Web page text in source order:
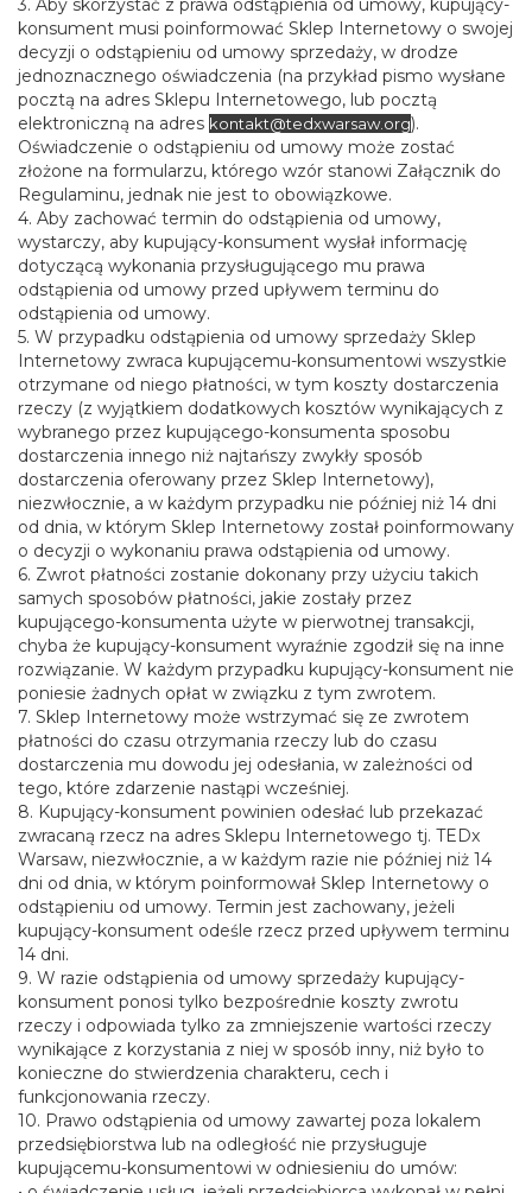
3. Aby skorzystać z prawa odstąpienia od umowy, kupujący-
konsument musi poinformować Sklep Internetowy o swojej
decyzji o odstąpieniu od umowy sprzedaży, w drodze
jednoznacznego oświadczenia (na przykład pismo wysłane
pocztą na adres Sklepu Internetowego, lub pocztą
elektroniczną na adres kontakt@tedxwarsaw.org).
Oświadczenie o odstąpieniu od umowy może zostać
złożone na formularzu, którego wzór stanowi Załącznik do
Regulaminu, jednak nie jest to obowiązkowe.
4. Aby zachować termin do odstąpienia od umowy,
wystarczy, aby kupujący-konsument wysłał informację
dotyczącą wykonania przysługującego mu prawa
odstąpienia od umowy przed upływem terminu do
odstąpienia od umowy.
5. W przypadku odstąpienia od umowy sprzedaży Sklep
Internetowy zwraca kupującemu-konsumentowi wszystkie
otrzymane od niego płatności, w tym koszty dostarczenia
rzeczy (z wyjątkiem dodatkowych kosztów wynikających z
wybranego przez kupującego-konsumenta sposobu
dostarczenia innego niż najtańszy zwykły sposób
dostarczenia oferowany przez Sklep Internetowy),
niezwłocznie, a w każdym przypadku nie później niż 14 dni
od dnia, w którym Sklep Internetowy został poinformowany
o decyzji o wykonaniu prawa odstąpienia od umowy.
6. Zwrot płatności zostanie dokonany przy użyciu takich
samych sposobów płatności, jakie zostały przez
kupującego-konsumenta użyte w pierwotnej transakcji,
chyba że kupujący-konsument wyraźnie zgodził się na inne
rozwiązanie. W każdym przypadku kupujący-konsument nie
poniesie żadnych opłat w związku z tym zwrotem.
7. Sklep Internetowy może wstrzymać się ze zwrotem
płatności do czasu otrzymania rzeczy lub do czasu
dostarczenia mu dowodu jej odesłania, w zależności od
tego, które zdarzenie nastąpi wcześniej.
8. Kupujący-konsument powinien odesłać lub przekazać
zwracaną rzecz na adres Sklepu Internetowego tj. TEDx
Warsaw, niezwłocznie, a w każdym razie nie później niż 14
dni od dnia, w którym poinformował Sklep Internetowy o
odstąpieniu od umowy. Termin jest zachowany, jeżeli
kupujący-konsument odeśle rzecz przed upływem terminu
14 dni.
9. W razie odstąpienia od umowy sprzedaży kupujący-
konsument ponosi tylko bezpośrednie koszty zwrotu
rzeczy i odpowiada tylko za zmniejszenie wartości rzeczy
wynikające z korzystania z niej w sposób inny, niż było to
konieczne do stwierdzenia charakteru, cech i
funkcjonowania rzeczy.
10. Prawo odstąpienia od umowy zawartej poza lokalem
przedsiębiorstwa lub na odległość nie przysługuje
kupującemu-konsumentowi w odniesieniu do umów: